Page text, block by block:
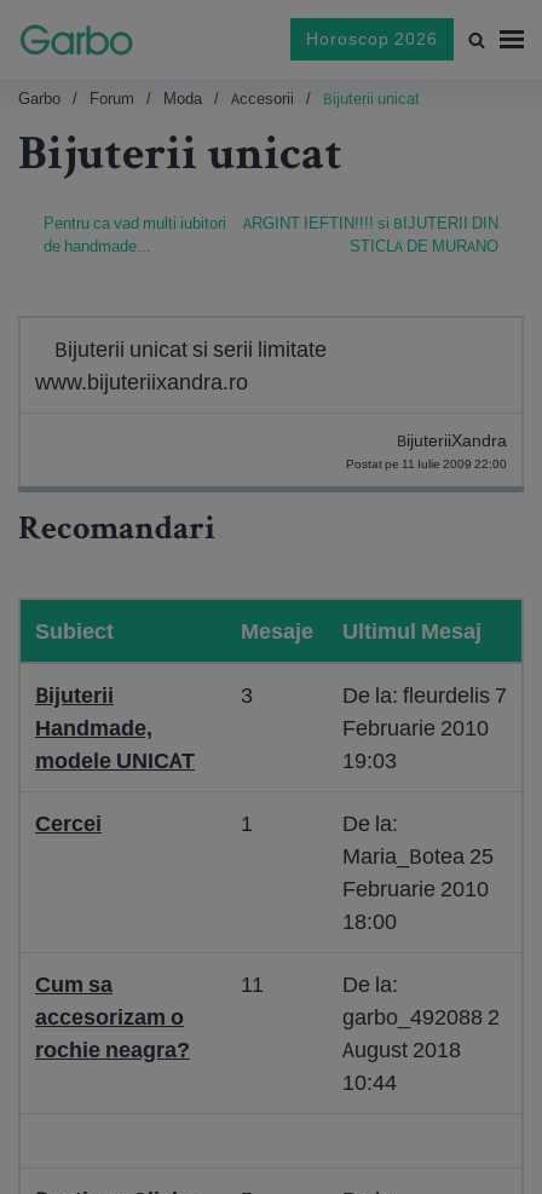
Horoscop 2026
Garbo Forum Moda Accesorii Bijuterii unicat
Bijuterii unicat
Pentru ca vad multi iubitori
de handmade...
ARGINT IEFTIN!!!! si BIJUTERII DIN
STICLA DE MURANO
Bijuterii unicat si serii limitate
www.bijuteriixandra.ro
BijuteriiXandra
Postat pe 11 Iulie 2009 22:00
Recomandari
Subiect Mesaje Ultimul Mesaj
Bijuterii
Handmade,
modele UNICAT
3
De la: fleurdelis 7
Februarie 2010
19:03
Cercei 1
De la:
Maria_Botea 25
Februarie 2010
18:00
Cum sa
accesorizam o
rochie neagra?
11
De la:
garbo_492088 2
August 2018
10:44